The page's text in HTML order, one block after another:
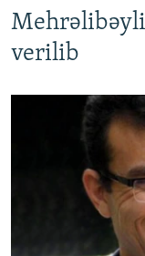
verilib